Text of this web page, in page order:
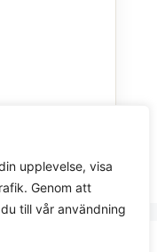
upplevelse, visa
Genom att
till vår användning